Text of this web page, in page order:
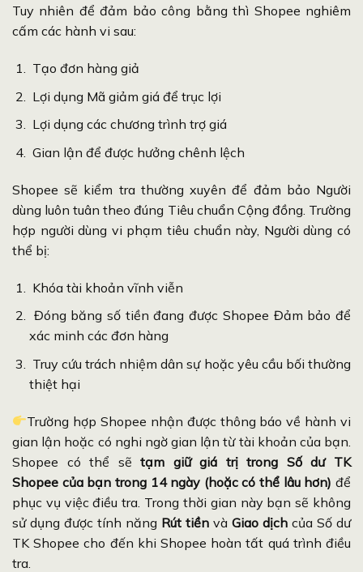
Tuy nhiên để đảm bảo công bằng thì Shopee nghiêm
cấm các hành vi sau:
Tạo đơn hàng giả
Lợi dụng Mã giảm giá để trục lợi
Lợi dụng các chương trình trợ giá
Gian lận để được hưởng chênh lệch
Shopee sẽ kiểm tra thường xuyên để đảm bảo Người
dùng luôn tuân theo đúng Tiêu chuẩn Cộng đồng. Trường
hợp người dùng vi phạm tiêu chuẩn này, Người dùng có
thể bị:
Khóa tài khoản vĩnh viễn
Đóng băng số tiền đang được Shopee Đảm bảo để
xác minh các đơn hàng
Truy cứu trách nhiệm dân sự hoặc yêu cầu bối thường
thiệt hại
Trường hợp Shopee nhận được thông báo về hành vi
gian lận hoặc có nghi ngờ gian lận từ tài khoản của bạn.
Shopee có thể sẽtạm giữ giá trị trong Số dư TK
Shopee của bạn trong 14 ngày (hoặc có thể lâu hơn) để
phục vụ việc điều tra. Trong thời gian này bạn sẽ không
sử dụng được tính năng Rút tiền và Giao dịch của Số dư
TK Shopee cho đến khi Shopee hoàn tất quá trình điều
tra.